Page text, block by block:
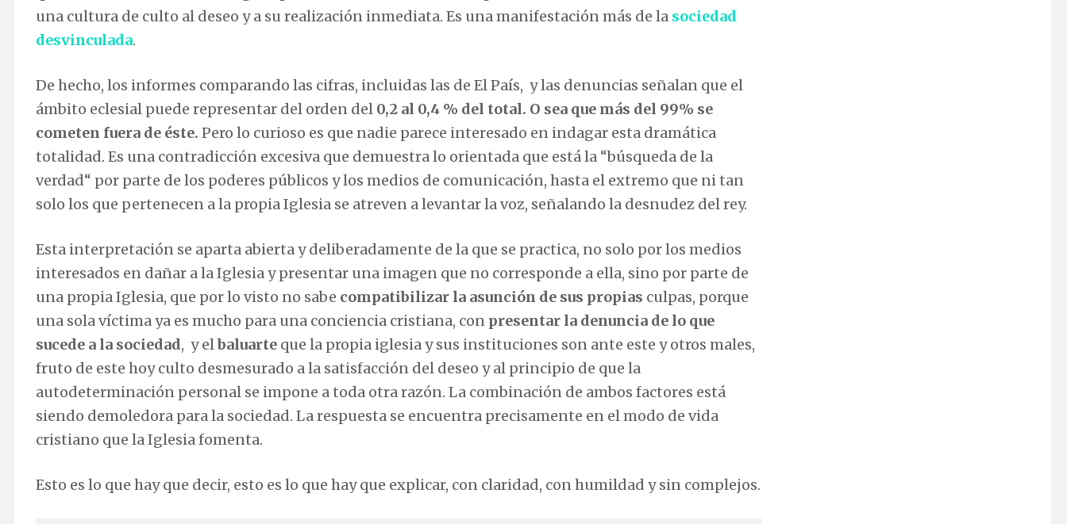
una cultura de culto al deseo y a su realización inmediata. Es una manifestación más de la sociedad
desvinculada.
De hecho, los informes comparando las cifras, incluidas las de El País, y las denuncias señalan que el
ámbito eclesial puede representar del orden del 0,2 al 0,4 % del total. O sea que más del 99% se
cometen fuera de éste. Pero lo curioso es que nadie parece interesado en indagar esta dramática
totalidad. Es una contradicción excesiva que demuestra lo orientada que está la “búsqueda de la
verdad“ por parte de los poderes públicos y los medios de comunicación, hasta el extremo que ni tan
solo los que pertenecen a la propia Iglesia se atreven a levantar la voz, señalando la desnudez del rey.
Esta interpretación se aparta abierta y deliberadamente de la que se practica, no solo por los medios
interesados en dañar a la Iglesia y presentar una imagen que no corresponde a ella, sino por parte de
una propia Iglesia, que por lo visto no sabe compatibilizar la asunción de sus propias culpas, porque
una sola víctima ya es mucho para una conciencia cristiana, con presentar la denuncia de lo que
sucede a la sociedad, y elbaluarte que la propia iglesia y sus instituciones son ante este y otros males,
fruto de este hoy culto desmesurado a la satisfacción del deseo y al principio de que la
autodeterminación personal se impone a toda otra razón. La combinación de ambos factores está
siendo demoledora para la sociedad. La respuesta se encuentra precisamente en el modo de vida
cristiano que la Iglesia fomenta.
Esto es lo que hay que decir, esto es lo que hay que explicar, con claridad, con humildad y sin complejos.